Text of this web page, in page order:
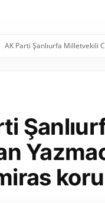
AK Parti Şanlıurfa Milletvekili